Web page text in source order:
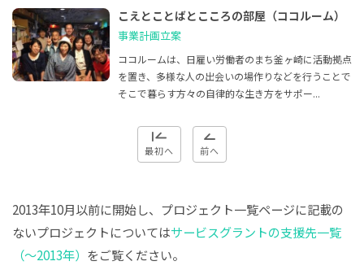
こえとことばとこころの部屋（ココルーム）
事業計画立案
ココルームは、日雇い労働者のまち釜ヶ崎に活動拠点
を置き、多様な人の出会いの場作りなどを行うことで
そこで暮らす方々の自律的な生き方をサポー...
最初へ 前へ
2013年10月以前に開始し、プロジェクト一覧ページに記載の
ないプロジェクトについてはサービスグラントの支援先一覧
（〜2013年） をご覧ください。